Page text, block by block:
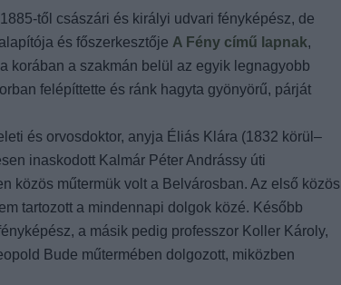
től császári és királyi udvari fényképész, de
és főszerkesztője A Fény című lapnak,
korában a szakmán belül az egyik legnagyobb
felépíttette és ránk hagyta gyönyörű, párját
és orvosdoktor, anyja Éliás Klára (1832 körül–
inaskodott Kalmár Péter Andrássy úti
közös műtermük volt a Belvárosban. Az első közös
tartozott a mindennapi dolgok közé. Később
a másik pedig professzor Koller Károly,
Bude műtermében dolgozott, miközben